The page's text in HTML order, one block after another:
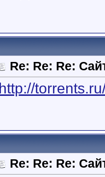
Re: Re: Re:
http://
Re: Re: Re: